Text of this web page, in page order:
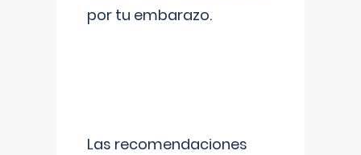
por tu embarazo.
Las recomendaciones